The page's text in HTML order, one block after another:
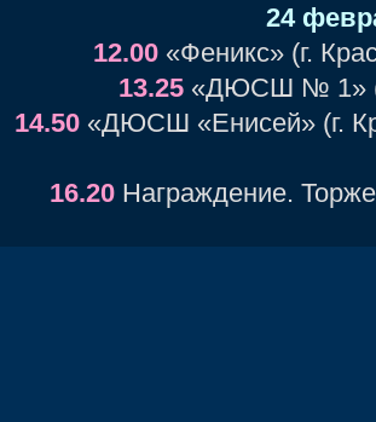
24
12.00«Феникс» (г.
13.25«ДЮСШ № 1»
14.50 «ДЮСШ «Енисей» (г.
16.20 Награждение.